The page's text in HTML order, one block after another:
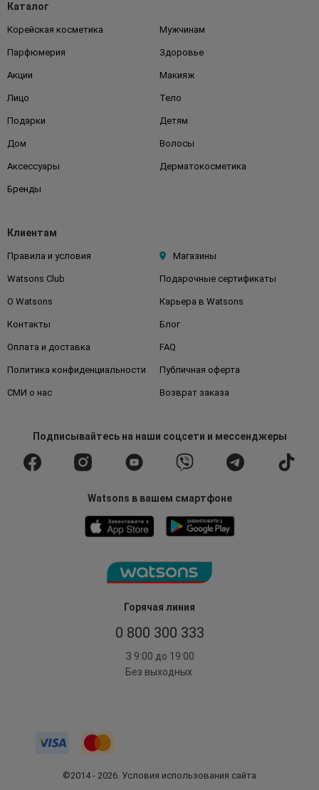
Горячая линия
0 800 300 333
З 9:00 до 19:00
Без выходных
Каталог
Корейская косметика Мужчинам
Парфюмерия Здоровье
Акции Макияж
Лицо Тело
Подарки Детям
Дом Волосы
Аксессуары Дерматокосметика
Бренды
Клиентам
Правила и условия Магазины
Watsons Club Подарочные сертификаты
О Watsons Карьера в Watsons
Контакты Блог
Оплата и доставка FAQ
Политика конфиденциальности Публичная оферта
СМИ о нас Возврат заказа
Подписывайтесьна наши соцсети и мессенджеры
Watsons в вашем смартфоне
©2014 - 2026. Условия использования сайта